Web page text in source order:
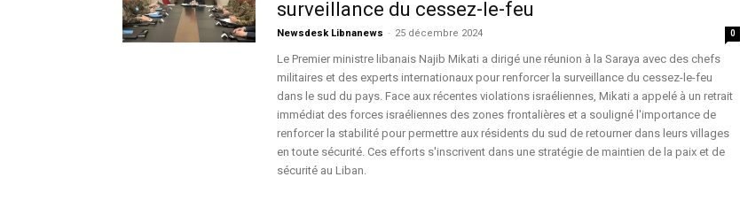
surveillance du cessez-le-feu
Newsdesk Libnanews - 25 décembre 2024 0
Le Premier ministre libanais Najib Mikati a dirigé une réunion à la Saraya avec des chefs
militaires et des experts internationaux pour renforcer la surveillance du cessez-le-feu
dans le sud du pays. Face aux récentes violations israéliennes, Mikati a appelé à un retrait
immédiat des forces israéliennes des zones frontalières et a souligné l'importance de
renforcer la stabilité pour permettre aux résidents du sud de retourner dans leurs villages
en toute sécurité. Ces efforts s'inscrivent dans une stratégie de maintien de la paix et de
sécurité au Liban.